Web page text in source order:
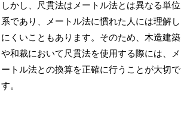
しかし、尺貫法はメートル法とは異なる単位
系であり、メートル法に慣れた人には理解し
にくいこともあります。そのため、木造建築
や和裁において尺貫法を使用する際には、メ
ートル法との換算を正確に行うことが大切で
す。